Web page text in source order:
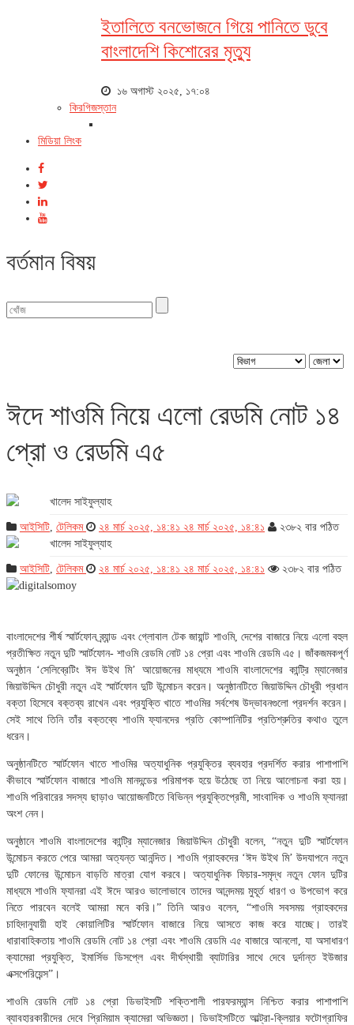
ইতালিতে বনভোজনে গিয়ে পানিতে ডুবে
বাংলাদেশি কিশোরের মৃত্যু
১৬ অগাস্ট ২০২৫, ১৭:০৪
কিরগিজস্তান
মিডিয়া লিংক
বর্তমান বিষয়
ঈদে শাওমি নিয়ে এলো রেডমি নোট ১৪
প্রো ও রেডমি এ৫
খালেদ সাইফুল্যাহ
আইসিটি টেলিকম ২৪ মার্চ ২০২৫, ১৪:৪১ ২৪ মার্চ ২০২৫, ১৪:৪১
২৩৮২ বার পঠিত
খালেদ সাইফুল্যাহ
আইসিটি টেলিকম ২৪ মার্চ ২০২৫, ১৪:৪১ ২৪ মার্চ ২০২৫, ১৪:৪১ ২৩৮২ বার পঠিত
বাংলাদেশের শীর্ষ স্মার্টফোন ব্র্যান্ড এবং গ্লোবাল টেক জায়ান্ট শাওমি, দেশের বাজারে নিয়ে এলো বহুল
প্রতীক্ষিত নতুন দুটি স্মার্টফোন- শাওমি রেডমি নোট ১৪ প্রো এবং শাওমি রেডমি এ৫। জাঁকজমকপূর্ণ
অনুষ্ঠান ‘সেলিব্রেটিং ঈদ উইথ মি’ আয়োজনের মাধ্যমে শাওমি বাংলাদেশের কান্ট্রি ম্যানেজার
জিয়াউদ্দিন চৌধুরী নতুন এই স্মার্টফোন দুটি উন্মোচন করেন। অনুষ্ঠানটিতে জিয়াউদ্দিন চৌধুরী প্রধান
বক্তা হিসেবে বক্তব্য রাখেন এবং প্রযুক্তি খাতে শাওমির সর্বশেষ উদ্ভাবনগুলো প্রদর্শন করেন।
সেই সাথে তিনি তাঁর বক্তব্যে শাওমি ফ্যানদের প্রতি কোম্পানিটির প্রতিশ্রুতির কথাও তুলে
ধরেন।
অনুষ্ঠানটিতে স্মার্টফোন খাতে শাওমির অত্যাধুনিক প্রযুক্তির ব্যবহার প্রদর্শিত করার পাশাপাশি
কীভাবে স্মার্টফোন বাজারে শাওমি মানদন্ডের পরিমাপক হয়ে উঠেছে তা নিয়ে আলোচনা করা হয়।
শাওমি পরিবারের সদস্য ছাড়াও আয়োজনটিতে বিভিন্ন প্রযুক্তিপ্রেমী, সাংবাদিক ও শাওমি ফ্যানরা
অংশ নেন।
অনুষ্ঠানে শাওমি বাংলাদেশের কান্ট্রি ম্যানেজার জিয়াউদ্দিন চৌধুরী বলেন, “নতুন দুটি স্মার্টফোন
উন্মোচন করতে পেরে আমরা অত্যন্ত আনন্দিত। শাওমি গ্রাহকদের ‘ঈদ উইথ মি’ উদযাপনে নতুন
দুটি ফোনের উন্মোচন বাড়তি মাত্রা যোগ করবে। অত্যাধুনিক ফিচার-সমৃদ্ধ নতুন ফোন দুটির
মাধ্যমে শাওমি ফ্যানরা এই ঈদে আরও ভালোভাবে তাদের আনন্দময় মুহূর্ত ধারণ ও উপভোগ করে
নিতে পারবেন বলেই আমরা মনে করি।” তিনি আরও বলেন, “শাওমি সবসময় গ্রাহকদের
চাহিদানুযায়ী হাই কোয়ালিটির স্মার্টফোন বাজারে নিয়ে আসতে কাজ করে যাচ্ছে। তারই
ধারাবাহিকতায় শাওমি রেডমি নোট ১৪ প্রো এবং শাওমি রেডমি এ৫ বাজারে আনলো, যা অসাধারণ
ক্যামেরা প্রযুক্তি, ইমার্সিভ ডিসপ্লে এবং দীর্ঘস্থায়ী ব্যাটারির সাথে দেবে দুর্দান্ত ইউজার
এক্সপেরিয়েন্স”।
শাওমি রেডমি নোট ১৪ প্রো ডিভাইসটি শক্তিশালী পারফরম্যান্স নিশ্চিত করার পাশাপাশি
ব্যাবহারকারীদের দেবে প্রিমিয়াম ক্যামেরা অভিজ্ঞতা। ডিভাইসটিতে আল্ট্রা-ক্লিয়ার ফটোগ্রাফির